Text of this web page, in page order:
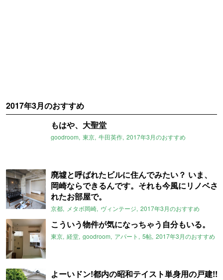
2017年3月のおすすめ
もはや、大聖堂
goodroom 東京 牛田英作 2017年3月のおすすめ
廃墟と呼ばれたビルに住んでみたい？ いま、
岡崎ならできるんです。それも今風にリノベさ
れたお部屋で。
京都 メタボ岡崎 ヴィンテージ 2017年3月のおすすめ
こういう物件が気になっちゃう自分もいる。
東京 経堂 goodroom アパート 5帖 2017年3月のおすすめ
よーいドン!都内の昭和テイスト単身用の戸建!!